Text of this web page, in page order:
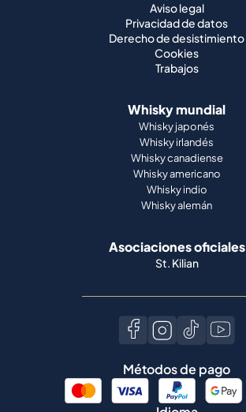
Aviso legal
Privacidad de datos
Derecho de desistimiento
Cookies
Trabajos
Whisky mundial
Whisky japonés
Whisky irlandés
Whisky canadiense
Whisky americano
Whisky indio
Whisky alemán
Asociaciones oficiales
St. Kilian
Métodos de pago